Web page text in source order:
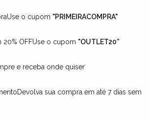
Use o cupom "PRIMEIRACOMPRA"
20% OFFUse o cupom "OUTLET20”
e receba onde quiser
Devolva sua compra em até 7 dias sem